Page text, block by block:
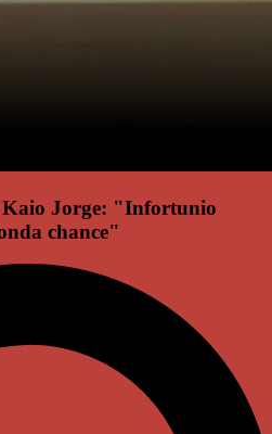
Kaio Jorge: "Infortunio
chance"